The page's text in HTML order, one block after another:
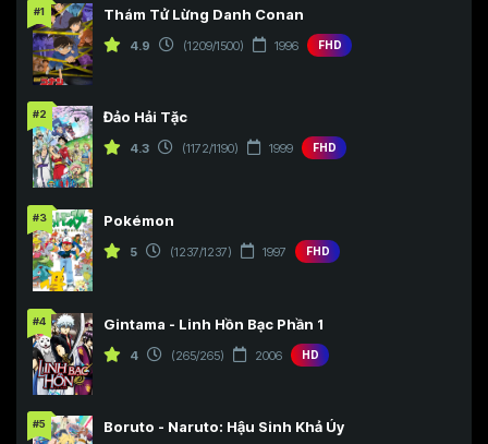
#1 Thám Tử Lừng Danh Conan
4.9 (1209/1500) 1996 FHD
#2 Đảo Hải Tặc
4.3 (1172/1190) 1999 FHD
#3 Pokémon
5 (1237/1237) 1997 FHD
#4 Gintama - Linh Hồn Bạc Phần 1
4 (265/265) 2006 HD
#5 Boruto - Naruto: Hậu Sinh Khả Úy